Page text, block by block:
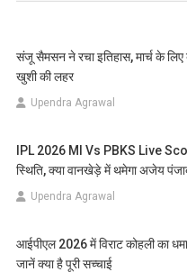
संजू सैमसन ने रचा इतिहास, मार्च के
खुशी की लहर
Upendra Agrawal
IPL 2026 MI Vs PBKS Live
स्थिति, क्या वानखेड़े में थमेगा अजेय
Upendra Agrawal
आईपीएल 2026 में विराट कोहली का
जानें क्या है पूरी सच्चाई